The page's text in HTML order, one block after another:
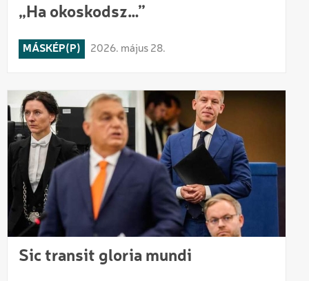
„Ha okoskodsz…”
MÁSKÉP(P) 2026. május 28.
Sic transit gloria mundi